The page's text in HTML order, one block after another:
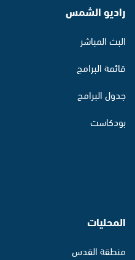
راديو الشمس
البث المباشر
قائمة البرامج
جدول البرامج
بودكاست
المحليات
منطقة القدس